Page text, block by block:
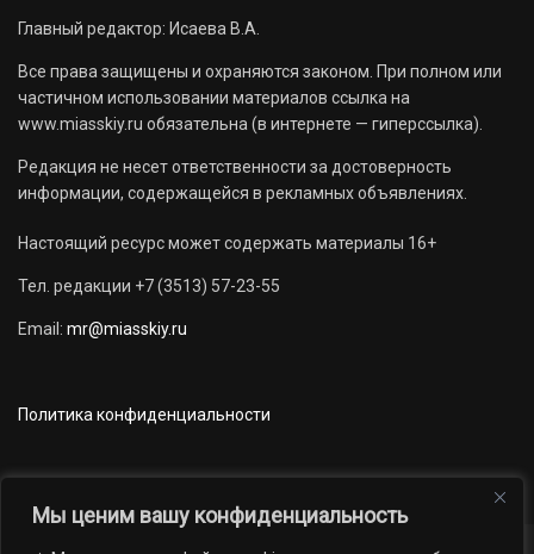
Мы ценим вашу конфиденциальность
Главный редактор: Исаева В.А.
Все права защищены и охраняются законом. При полном или
частичном использовании материалов ссылка на
www.miasskiy.ru обязательна (в интернете — гиперссылка).
Редакция не несет ответственности за достоверность
информации, содержащейся в рекламных объявлениях.
Настоящий ресурс может содержать материалы 16+
Тел. редакции +7 (3513) 57-23-55
Email: mr@miasskiy.ru
Политика конфиденциальности